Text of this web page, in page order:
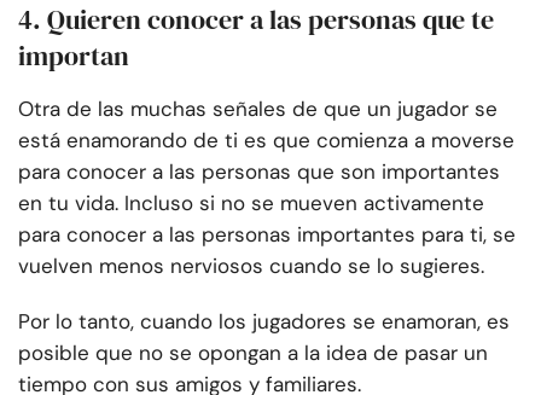
4. Quieren conocer a las personas que te
importan
Otra de las muchas señales de que un jugador se
está enamorando de ti es que comienza a moverse
para conocer a las personas que son importantes
en tu vida. Incluso si no se mueven activamente
para conocer a las personas importantes para ti, se
vuelven menos nerviosos cuando se lo sugieres.
Por lo tanto, cuando los jugadores se enamoran, es
posible que no se opongan a la idea de pasar un
tiempo con sus amigos y familiares.